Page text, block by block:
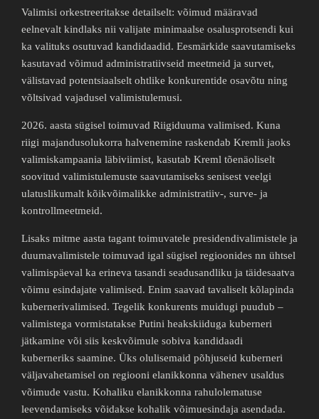
Valimisi orkestreeritakse detailselt: võimud määravad
eelnevalt kindlaks nii valijate minimaalse osalusprotsendi kui
ka valituks osutuvad kandidaadid. Eesmärkide saavutamiseks
kasutavad võimud administratiivseid meetmeid ja survet,
välistavad potentsiaalselt ohtlike konkurentide osavõtu ning
võltsivad vajadusel valimistulemusi.
2026. aasta sügisel toimuvad Riigiduuma valimised. Kuna
riigi majandusolukorra halvenemine raskendab Kremli jaoks
valimiskampaania läbiviimist, kasutab Kreml tõenäoliselt
soovitud valimistulemuste saavutamiseks senisest veelgi
ulatuslikumalt kõikvõimalikke administratiiv-, surve- ja
kontrollmeetmeid.
Lisaks mitme aasta tagant toimuvatele presidendivalimistele ja
duumavalimistele toimuvad igal sügisel regioonides nn ühtsel
valimispäeval ka erineva tasandi seadusandliku ja täidesaatva
võimu esindajate valimised. Enim saavad tavaliselt kõlapinda
kubernerivalimised. Tegelik konkurents muidugi puudub –
valimistega vormistatakse Putini heakskiiduga kuberneri
jätkamine või siis keskvõimule sobiva kandidaadi
kuberneriks saamine. Üks olulisemaid põhjuseid kuberneri
väljavahetamisel on regiooni elanikkonna vähenev usaldus
võimude vastu. Kohaliku elanikkonna rahulolematuse
leevendamiseks võidakse kohalik võimuesindaja asendada.